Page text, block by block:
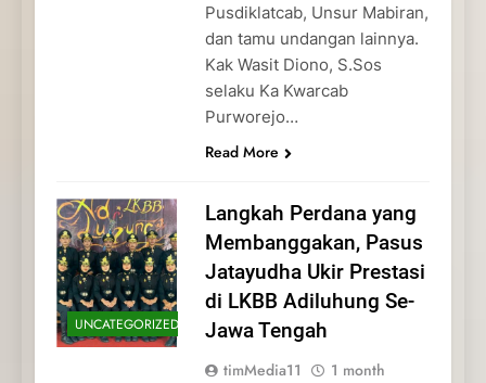
Pusdiklatcab, Unsur Mabiran,
dan tamu undangan lainnya.
Kak Wasit Diono, S.Sos
selaku Ka Kwarcab
Purworejo…
Read More
UNCATEGORIZED
Langkah Perdana yang
Membanggakan, Pasus
Jatayudha Ukir Prestasi
di LKBB Adiluhung Se-
Jawa Tengah
timMedia11
1 month